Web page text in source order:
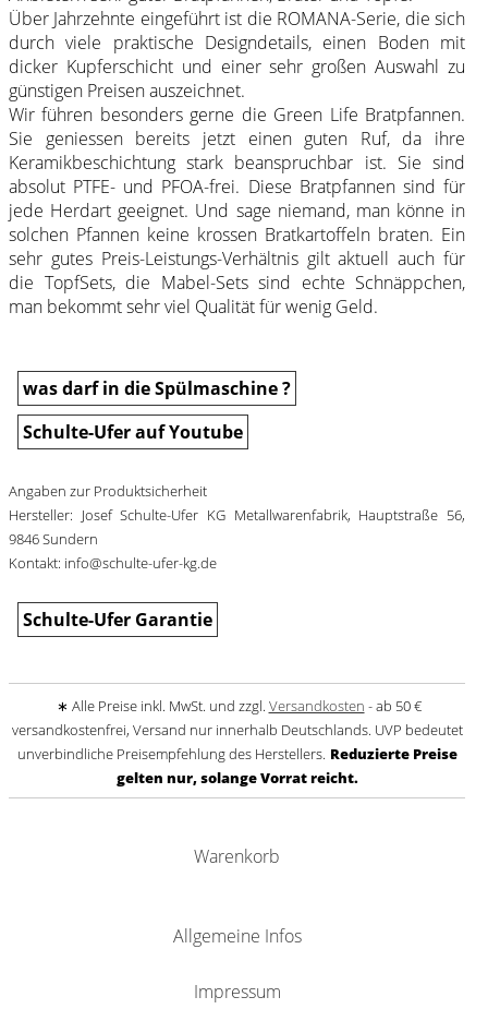
Über Jahrzehnte eingeführt ist die ROMANA-Serie, die sich
durch viele praktische Designdetails, einen Boden mit
dicker Kupferschicht und einer sehr großen Auswahl zu
günstigen Preisen auszeichnet.
Wir führen besonders gerne die Green Life Bratpfannen.
Sie geniessen bereits jetzt einen guten Ruf, da ihre
Keramikbeschichtung stark beanspruchbar ist. Sie sind
absolut PTFE- und PFOA-frei. Diese Bratpfannen sind für
jede Herdart geeignet. Und sage niemand, man könne in
solchen Pfannen keine krossen Bratkartoffeln braten. Ein
sehr gutes Preis-Leistungs-Verhältnis gilt aktuell auch für
die TopfSets, die Mabel-Sets sind echte Schnäppchen,
man bekommt sehr viel Qualität für wenig Geld.
was darf in die Spülmaschine ?
Schulte-Ufer auf Youtube
Angaben zur Produktsicherheit
Hersteller: Josef Schulte-Ufer KG Metallwarenfabrik, Hauptstraße 56,
9846 Sundern
Kontakt: info@schulte-ufer-kg.de
Schulte-Ufer Garantie
∗ Alle Preise inkl. MwSt. und zzgl. Versandkosten - ab 50 €
versandkostenfrei, Versand nur innerhalb Deutschlands. UVP bedeutet
unverbindliche Preisempfehlung des Herstellers. Reduzierte Preise
gelten nur, solange Vorrat reicht.
Warenkorb
Allgemeine Infos
Impressum